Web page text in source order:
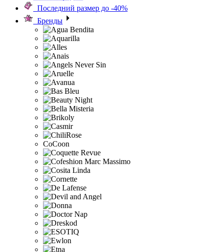
Последний размер до -40%
Бренды
CoCoon